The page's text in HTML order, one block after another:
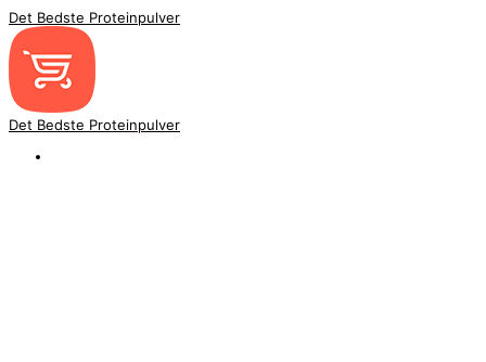
Det Bedste Proteinpulver
Det Bedste Proteinpulver